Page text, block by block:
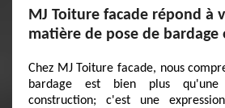
MJ Toiture facade répond à
matière de pose de bardage
Chez MJ Toiture facade, nous
bardage est bien plus
construction; c'est une